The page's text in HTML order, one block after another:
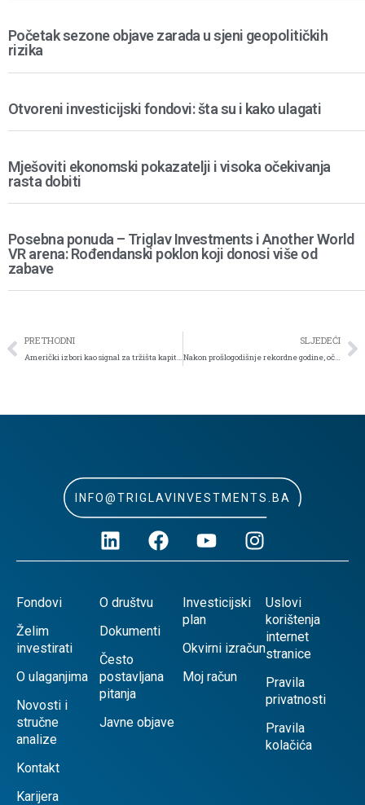
Početak sezone objave zarada u sjeni geopolitičkih
rizika
Otvoreni investicijski fondovi: šta su i kako ulagati
Mješoviti ekonomski pokazatelji i visoka očekivanja
rasta dobiti
Posebna ponuda – Triglav Investments i Another World
VR arena: Rođendanski poklon koji donosi više od
zabave
PRETHODNI
Američki izbori kao signal za tržišta kapitala
SLJEDEĆI
Nakon prošlogodišnje rekordne godine, očekivanja su umjerenija
INFO@TRIGLAVINVESTMENTS.BA
Fondovi
Želim
investirati
O ulaganjima
Novosti i
stručne
analize
Kontakt
Karijera
O društvu
Dokumenti
Često
postavljana
pitanja
Javne objave
Investicijski
plan
Okvirni izračun
Moj račun
Uslovi
korištenja
internet
stranice
Pravila
privatnosti
Pravila
kolačića